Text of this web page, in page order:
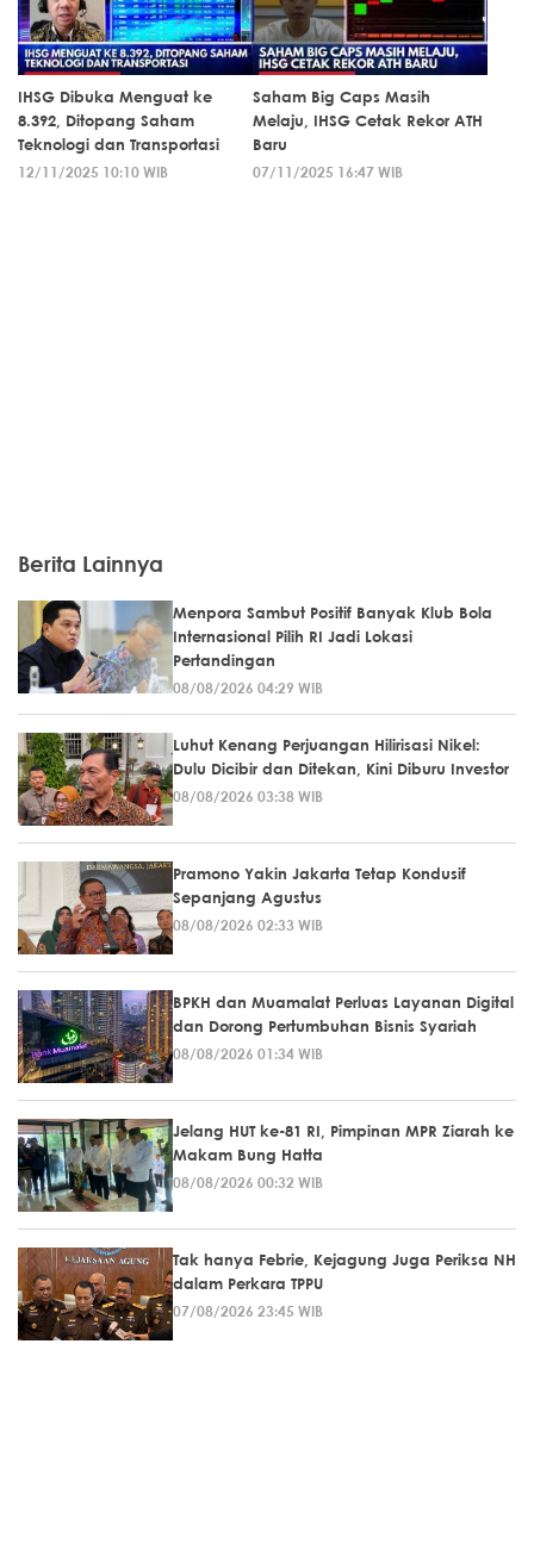
IHSG Dibuka Menguat ke
8.392, Ditopang Saham
Teknologi dan Transportasi
12/11/2025 10:10 WIB
Saham Big Caps Masih
Melaju, IHSG Cetak Rekor ATH
Baru
07/11/2025 16:47 WIB
Berita Lainnya
Menpora Sambut Positif Banyak Klub Bola
Internasional Pilih RI Jadi Lokasi
Pertandingan
08/08/2026 04:29 WIB
Luhut Kenang Perjuangan Hilirisasi Nikel:
Dulu Dicibir dan Ditekan, Kini Diburu Investor
08/08/2026 03:38 WIB
Pramono Yakin Jakarta Tetap Kondusif
Sepanjang Agustus
08/08/2026 02:33 WIB
BPKH dan Muamalat Perluas Layanan Digital
dan Dorong Pertumbuhan Bisnis Syariah
08/08/2026 01:34 WIB
Jelang HUT ke-81 RI, Pimpinan MPR Ziarah ke
Makam Bung Hatta
08/08/2026 00:32 WIB
Tak hanya Febrie, Kejagung Juga Periksa NH
dalam Perkara TPPU
07/08/2026 23:45 WIB